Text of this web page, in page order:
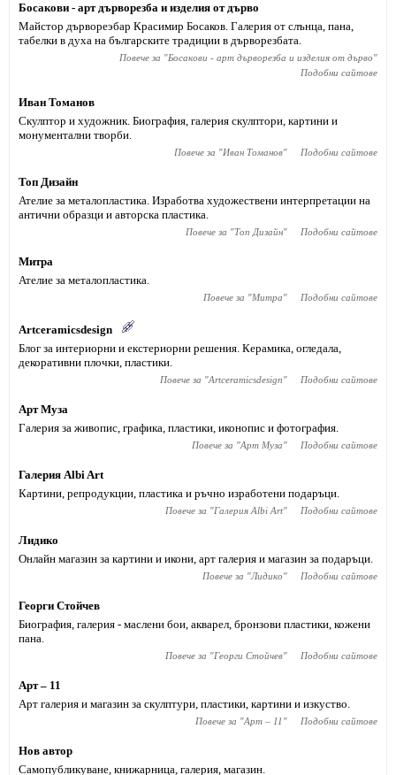
Босакови - арт дърворезба и изделия от дърво
Майстор дървореэбар Красимир Босаков. Галерия от слънца, пана,
табелки в духа на българските традиции в дърворезбата.
Повече за "Босакови - арт дърворезба и изделия от дърво"
Подобни сайтове
Иван Томанов
Скулптор и художник. Биография, галерия скулптори, картини и
монументални творби.
Повече за "Иван Томанов" Подобни сайтове
Топ Дизайн
Ателие за металопластика. Изработва художествени интерпретации на
антични образци и авторска пластика.
Повече за "Топ Дизайн" Подобни сайтове
Митра
Ателие за металопластика.
Повече за "Митра" Подобни сайтове
Artceramicsdesign
Блог за интериорни и екстериорни решения. Керамика, огледала,
декоративни плочки, пластики.
Повече за "Artceramicsdesign" Подобни сайтове
Арт Муза
Галерия за живопис, графика, пластики, иконопис и фотография.
Повече за "Арт Муза" Подобни сайтове
Галерия Albi Art
Картини, репродукции, пластика и ръчно изработени подаръци.
Повече за "Галерия Albi Art" Подобни сайтове
Лидико
Онлайн магазин за картини и икони, арт галерия и магазин за подаръци.
Повече за "Лидико" Подобни сайтове
Георги Стойчев
Биография, галерия - маслени бои, акварел, бронзови пластики, кожени
пана.
Повече за "Георги Стойчев" Подобни сайтове
Арт – 11
Арт галерия и магазин за скулптури, пластики, картини и изкуство.
Повече за "Арт – 11 " Подобни сайтове
Нов автор
Самопубликуване, книжарница, галерия, магазин.